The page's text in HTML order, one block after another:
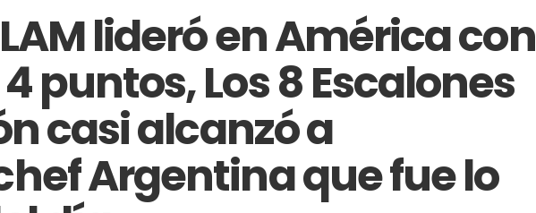
lideró en América con
puntos, Los 8 Escalones
casi alcanzó a
Argentina que fue lo